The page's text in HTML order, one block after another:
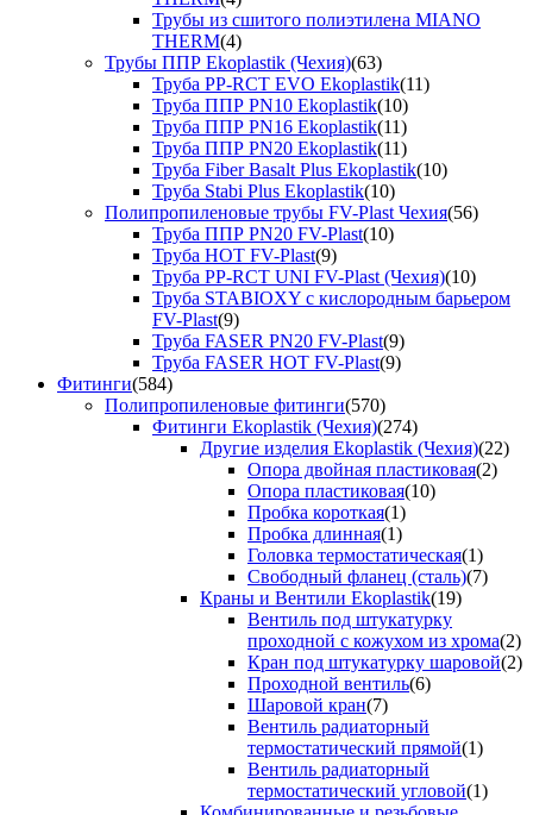
Трубы из сшитого полиэтилена MIANO
THERM(4)
Трубы ППР Ekoplastik (Чехия)(63)
Труба PP-RCT EVO Ekoplastik(11)
Труба ППР PN10 Ekoplastik(10)
Труба ППР PN16 Ekoplastik(11)
Труба ППР PN20 Ekoplastik(11)
Труба Fiber Basalt Plus Ekoplastik(10)
Труба Stabi Plus Ekoplastik(10)
Полипропиленовые трубы FV-Plast Чехия(56)
Труба ППР PN20 FV-Plast(10)
Труба HOT FV-Plast(9)
Труба PP-RCT UNI FV-Plast (Чехия)(10)
Труба STABIOXY с кислородным барьером
FV-Plast(9)
Труба FASER PN20 FV-Plast(9)
Труба FASER HOT FV-Plast(9)
Фитинги(584)
Полипропиленовые фитинги(570)
Фитинги Ekoplastik (Чехия)(274)
Другие изделия Ekoplastik (Чехия)(22)
Опора двойная пластиковая(2)
Опора пластиковая(10)
Пробка короткая(1)
Пробка длинная(1)
Головка термостатическая(1)
Свободный фланец (сталь)(7)
Краны и Вентили Ekoplastik(19)
Вентиль под штукатурку
проходной с кожухом из хрома(2)
Кран под штукатурку шаровой(2)
Проходной вентиль(6)
Шаровой кран(7)
Вентиль радиаторный
термостатический прямой(1)
Вентиль радиаторный
термостатический угловой(1)